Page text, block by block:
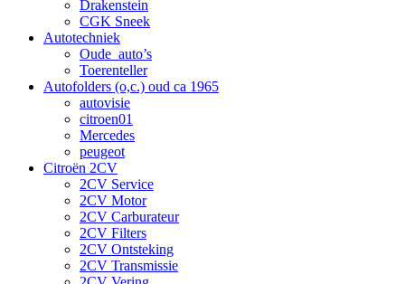
Drakenstein
CGK Sneek
Autotechniek
Oude_auto’s
Toerenteller
Autofolders (o,c.) oud ca 1965
autovisie
citroen01
Mercedes
peugeot
Citroën 2CV
2CV Service
2CV Motor
2CV Carburateur
2CV Filters
2CV Ontsteking
2CV Transmissie